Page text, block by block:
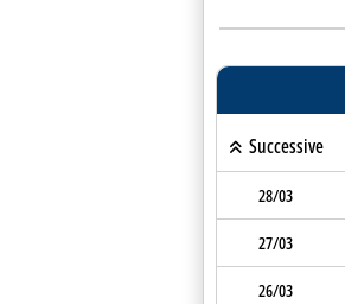
Successive
28/03
27/03
26/03